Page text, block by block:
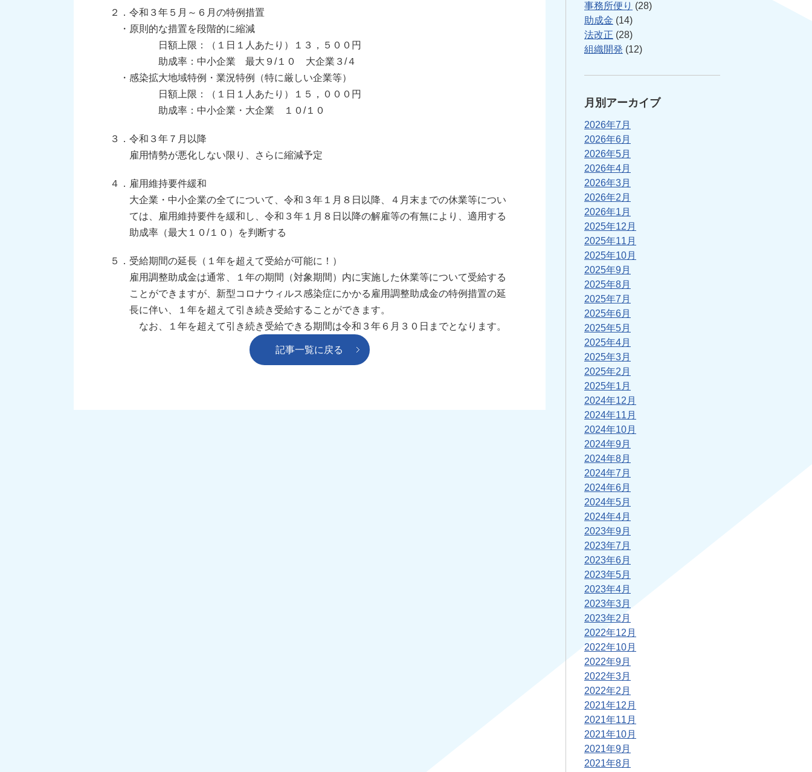
２．令和３年５月～６月の特例措置
・原則的な措置を段階的に縮減
日額上限：（１日１人あたり）１３，５００円
助成率：中小企業 最大９/１０ 大企業３/４
・感染拡大地域特例・業況特例（特に厳しい企業等）
日額上限：（１日１人あたり）１５，０００円
助成率：中小企業・大企業 １０/１０
３．令和３年７月以降
雇用情勢が悪化しない限り、さらに縮減予定
４．雇用維持要件緩和
大企業・中小企業の全てについて、令和３年１月８日以降、４月末までの休業等につい
ては、雇用維持要件を緩和し、令和３年１月８日以降の解雇等の有無により、適用する
助成率（最大１０/１０）を判断する
５．受給期間の延長（１年を超えて受給が可能に！）
雇用調整助成金は通常、１年の期間（対象期間）内に実施した休業等について受給する
ことができますが、新型コロナウィルス感染症にかかる雇用調整助成金の特例措置の延
長に伴い、１年を超えて引き続き受給することができます。
なお、１年を超えて引き続き受給できる期間は令和３年６月３０日までとなります。
記事一覧に戻る
事務所便り (28)
助成金 (14)
法改正 (28)
組織開発 (12)
月別アーカイブ
2026年7月
2026年6月
2026年5月
2026年4月
2026年3月
2026年2月
2026年1月
2025年12月
2025年11月
2025年10月
2025年9月
2025年8月
2025年7月
2025年6月
2025年5月
2025年4月
2025年3月
2025年2月
2025年1月
2024年12月
2024年11月
2024年10月
2024年9月
2024年8月
2024年7月
2024年6月
2024年5月
2024年4月
2023年9月
2023年7月
2023年6月
2023年5月
2023年4月
2023年3月
2023年2月
2022年12月
2022年10月
2022年9月
2022年3月
2022年2月
2021年12月
2021年11月
2021年10月
2021年9月
2021年8月